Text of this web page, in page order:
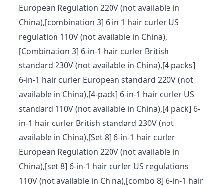
European Regulation 220V (not available in
China),[combination 3] 6 in 1 hair curler US
regulation 110V (not available in China),
[Combination 3] 6-in-1 hair curler British
standard 230V (not available in China),[4 packs]
6-in-1 hair curler European standard 220V (not
available in China),[4-pack] 6-in-1 hair curler US
standard 110V (not available in China),[4 pack] 6-
in-1 hair curler British standard 230V (not
available in China),[Set 8] 6-in-1 hair curler
European Regulation 220V (not available in
China),[set 8] 6-in-1 hair curler US regulations
110V (not available in China),[combo 8] 6-in-1 hair